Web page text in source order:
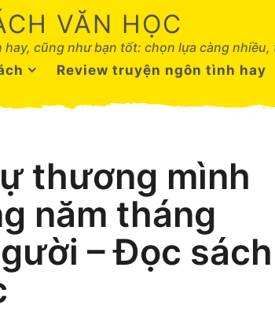
VĂN HỌC
hay, cũng như bạn tốt: chọn lựa càng
Review truyện ngôn tình hay
thương mình
năm tháng
– Đọc sách